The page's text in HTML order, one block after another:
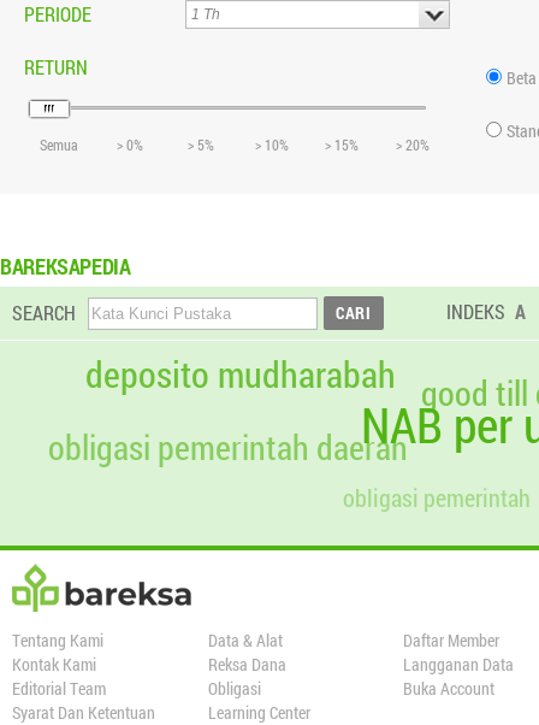
PERIODE
RETURN
Semua > 0% > 5% > 10% > 15% > 20%
Beta
BAREKSAPEDIA
SEARCH INDEKS A
NAB per
deposito mudharabah
obligasi pemerintah
obligasi pemerintah daerah
good till
Tentang Kami
Kontak Kami
Editorial Team
Syarat Dan Ketentuan
Data & Alat
Reksa Dana
Obligasi
Learning Center
Daftar Member
Langganan Data
Buka Account